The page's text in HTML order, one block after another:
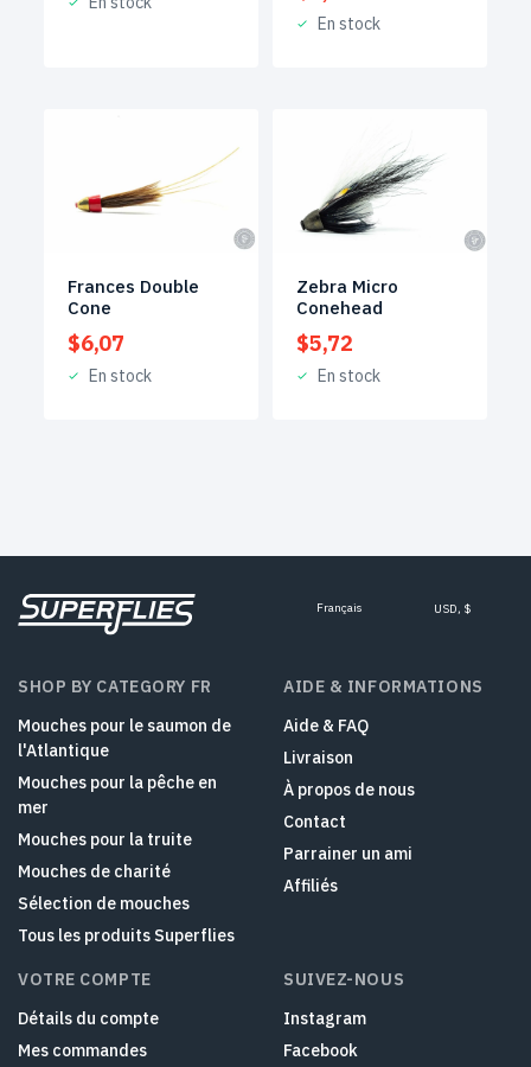
En stock
Frances Double
Cone
$6,07
En stock
Zebra Micro
Conehead
$5,72
En stock
Français USD, $
SHOP BY CATEGORY FR
Mouches pour le saumon de
l'Atlantique
Mouches pour la pêche en
mer
Mouches pour la truite
Mouches de charité
Sélection de mouches
Tous les produits Superflies
AIDE & INFORMATIONS
Aide & FAQ
Livraison
À propos de nous
Contact
Parrainer un ami
Affiliés
VOTRE COMPTE
Détails du compte
Mes commandes
SUIVEZ-NOUS
Instagram
Facebook